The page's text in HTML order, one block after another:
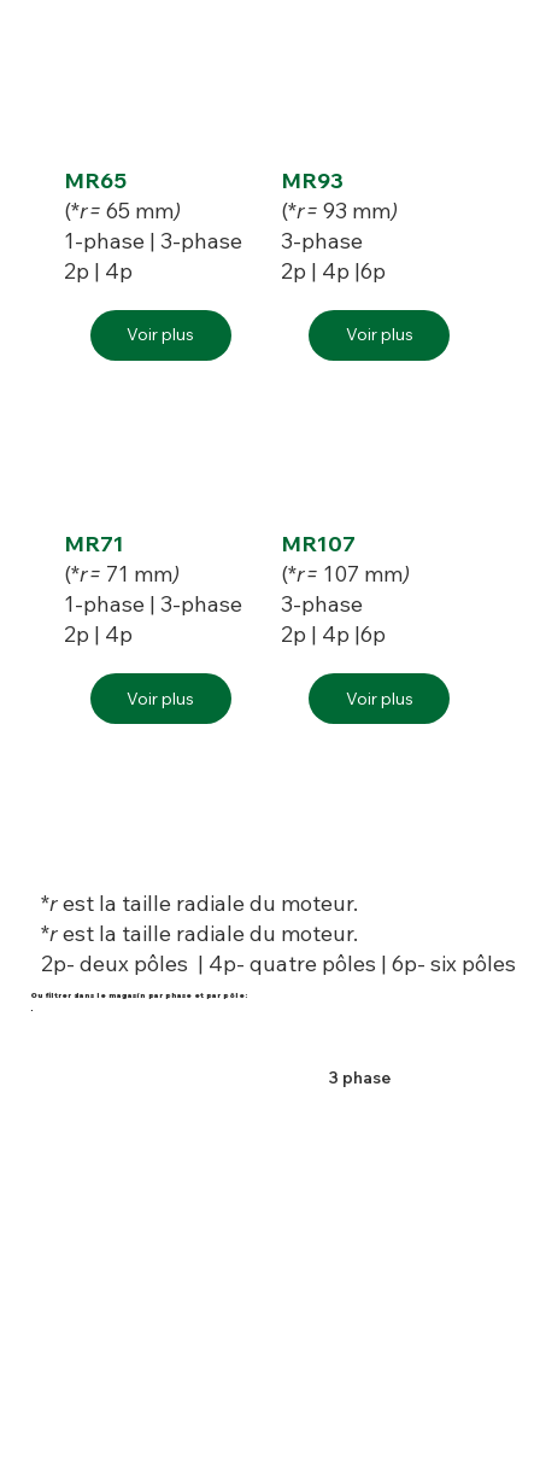
MR65
(*r=65 mm)
1-phase | 3-phase
2p | 4p
Voir plus
MR71
(*r= 71 mm)
1-phase | 3-phase
2p | 4p
Voir plus
MR93
(*r=93 mm)
3-phase
2p | 4p |6p
Voir plus
MR107
(*r= 107 mm)
3-phase
2p | 4p |6p
Voir plus
*rest la taille radiale du moteur.
*rest la taille radiale du moteur.
2p- deux pôles | 4p- quatre pôles | 6p- six pôles
Ou filtrer dans le magasin par phase et par pôle:
.
3 phase